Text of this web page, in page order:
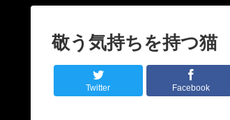
敬う気持ちを持つ猫
Twitter Facebook